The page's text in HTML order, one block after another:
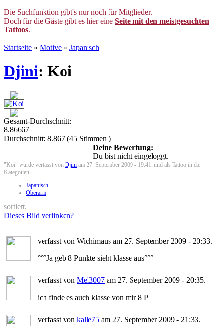
Die Suchfunktion gibt's nur noch für Mitglieder.
Doch für die Gäste gibt es hier eine Seite mit den meistgesuchten
Tattoos.
Startseite » Motive » Japanisch
Djini: Koi
Gesamt-Durchschnitt:
8.86667
Durchschnitt: 8.867 (45 Stimmen )
Deine Bewertung:
Du bist nicht eingeloggt.
"Koi" wurde verfasst von Djini am 27. September 2009 - 19:41. und als Tattoo in die
Kategorien
Japanisch
Oberarm
sortiert.
Dieses Bild verlinken?
verfasst von Wichimaus am 27. September 2009 - 20:33.
°°°Ja geb 8 Punkte sieht klasse aus°°°
verfasst von Mel3007 am 27. September 2009 - 20:35.
ich finde es auch klasse von mir 8 P
verfasst von kalle75 am 27. September 2009 - 21:33.